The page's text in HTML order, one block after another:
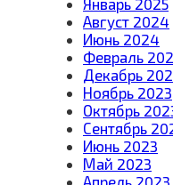
Август 2024
Июнь 2024
Февраль
Декабрь
Ноябрь 2023
Октябрь
Сентябрь
Июнь 2023
Май 2023
Апрель 2023